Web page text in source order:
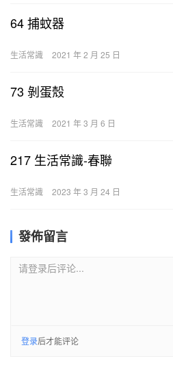
64 捕蚊器
生活常識 2021 年 2 月 25 日
73 剝蛋殼
生活常識 2021 年 3 月 6 日
217 生活常識-春聯
生活常識 2023 年 3 月 24 日
發佈留言
请登录后评论...
登录后才能评论